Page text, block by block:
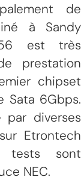
de
à Sandy
est très
prestation
chipset
Sata 6Gbps.
par diverses
Etrontech
tests sont
NEC.